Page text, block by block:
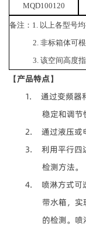
MQD100120
备注： 1. 以上各型号
2.非标箱体可
3.该空间高度
【产品特点】
1. 通过变频器
稳定和调节
2. 通过液压或
3. 利用平行四
检测方法。
4. 喷淋方式可
带水箱，
的检测。